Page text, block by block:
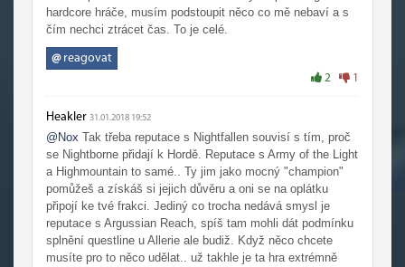
hardcore hráče, musím podstoupit něco co mě nebaví a s
čím nechci ztrácet čas. To je celé.
@reagovat
2 1
Heakler 31.01.2018 19:52
@Nox Tak třeba reputace s Nightfallen souvisí s tím, proč
se Nightborne přidají k Hordě. Reputace s Army of the Light
a Highmountain to samé.. Ty jim jako mocný "champion"
pomůžeš a získáš si jejich důvěru a oni se na oplátku
připojí ke tvé frakci. Jediný co trocha nedává smysl je
reputace s Argussian Reach, spíš tam mohli dát podmínku
splnění questline u Allerie ale budiž. Když něco chcete
musíte pro to něco udělat.. už takhle je ta hra extrémně